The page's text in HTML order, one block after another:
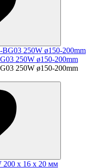
250W ø150-200mm
250W ø150-200mm